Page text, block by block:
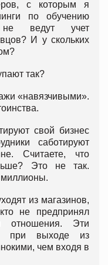
с которым я
по обучению
ведут учет
И у скольких
так?
«навязчивыми».
свой бизнес
саботируют
Считаете, что
Это не так.
миллионы.
из магазинов,
не предпринял
отношения. Эти
при выходе из
чем входя в